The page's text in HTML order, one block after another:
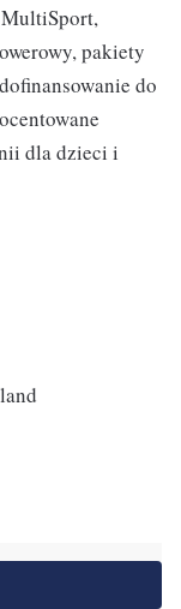
pakiety
do
dla dzieci i